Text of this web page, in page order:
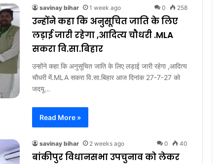
savinay bihar 1 week ago 0 258
उन्होंने कहा कि अनुसूचित जाति के लिए
लड़ाई जारी रहेगा ,आदित्य चौधरी .MLA
सकरा वि.सा.बिहार
उन्होंने कहा कि अनुसूचित जाति के लिए लड़ाई जारी रहेगा ,आदित्य
चौधरी में.MLA सकरा वि.सा.बिहार आज दिनांक 27-7-27 को
जदयू…
Read More »
savinay bihar 2 weeks ago 0 40
बांकीपुर विधानसभा उपचुनाव को लेकर